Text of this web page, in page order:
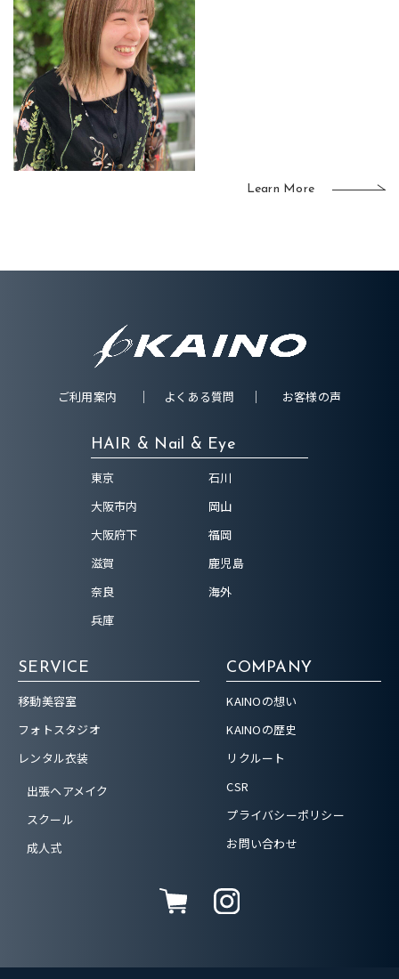
Learn More
ご利用案内 よくある質問 お客様の声
HAIR & Nail & Eye
東京
大阪市内
大阪府下
滋賀
奈良
兵庫
石川
岡山
福岡
鹿児島
海外
SERVICE
移動美容室
フォトスタジオ
レンタル衣装
出張ヘアメイク
スクール
成人式
COMPANY
KAINOの想い
KAINOの歴史
リクルート
CSR
プライバシーポリシー
お問い合わせ